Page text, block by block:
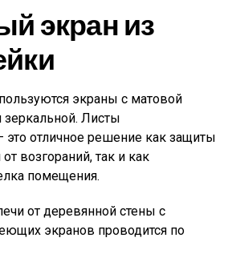
экран из
экраны с матовой
Листы
отличное решение как защиты
возгораний, так и как
помещения.
от деревянной стены с
экранов проводится по